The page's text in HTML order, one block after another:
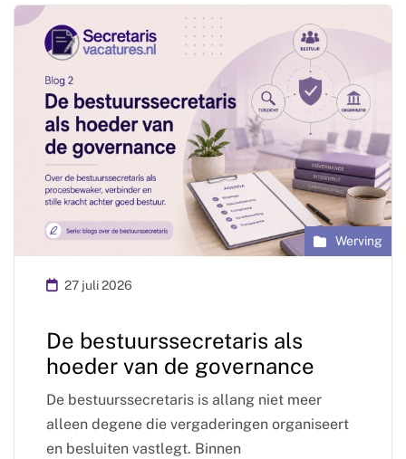
Werving
27 juli 2026
De bestuurssecretaris als
hoeder van de governance
De bestuurssecretaris is allang niet meer
alleen degene die vergaderingen organiseert
en besluiten vastlegt. Binnen